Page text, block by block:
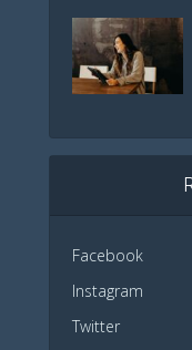
Facebook
Instagram
Twitter